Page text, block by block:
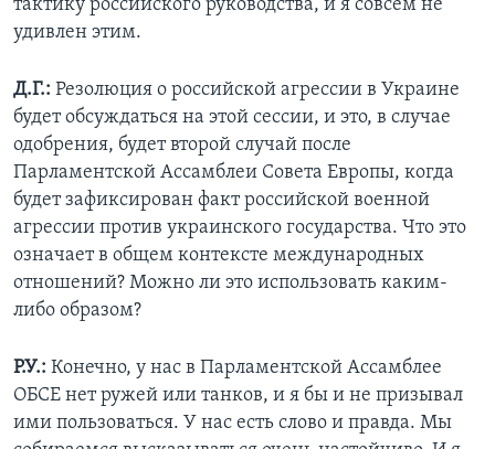
тактику российского руководства, и я совсем не
удивлен этим.
Д.Г.: Резолюция о российской агрессии в Украине
будет обсуждаться на этой сессии, и это, в случае
одобрения, будет второй случай после
Парламентской Ассамблеи Совета Европы, когда
будет зафиксирован факт российской военной
агрессии против украинского государства. Что это
означает в общем контексте международных
отношений? Можно ли это использовать каким-
либо образом?
Р.У.: Конечно, у нас в Парламентской Ассамблее
ОБСЕ нет ружей или танков, и я бы и не призывал
ими пользоваться. У нас есть слово и правда. Мы